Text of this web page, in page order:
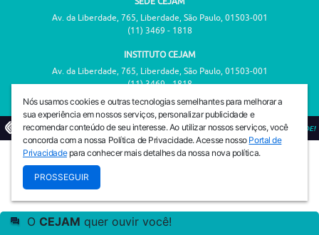
Av. da Liberdade, 765, Liberdade, São Paulo, 01503-001
(11) 3469 - 1818
INSTITUTO CEJAM
Av. da Liberdade, 765, Liberdade, São Paulo, 01503-001
(11) 3469 - 1818
© 2026 PREVENIR É VIVER COM QUALIDADE!
Nós usamos cookies e outras tecnologias semelhantes para melhorar a
sua experiência em nossos serviços, personalizar publicidade e
recomendar conteúdo de seu interesse. Ao utilizar nossos serviços, você
concorda com a nossa Política de Privacidade. Acesse nosso Portal de
Privacidadepara conhecer mais detalhes da nossa nova política.
PROSSEGUIR
O CEJAM quer ouvir você!